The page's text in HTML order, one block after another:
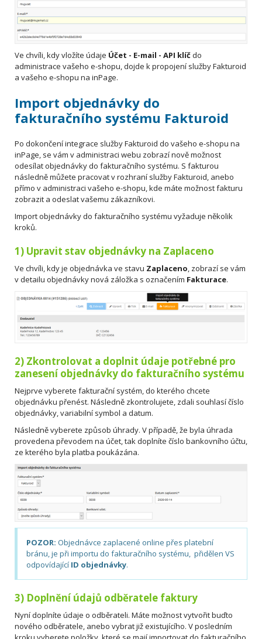
Ve chvíli, kdy vložíte údaje Účet - E-mail - API klíčdo
administrace vašeho e-shopu, dojde k propojení služby Fakturoid
a vašeho e-shopu na inPage.
Import objednávky do
fakturačního systému Fakturoid
Po dokončení integrace služby Fakturoid do vašeho e-shopu na
inPage, se vám v administraci webu zobrazí nově možnost
odesílat objednávky do fakturačního systému. S fakturou
následně můžete pracovat v rozhraní služby Fakturoid, anebo
přímo v administraci vašeho e-shopu, kde máte možnost fakturu
zobrazit a odeslat vašemu zákazníkovi.
Import objednávky do fakturačního systému vyžaduje několik
kroků.
1) Upravit stav objednávky na Zaplaceno
Ve chvíli, kdy je objednávka ve stavu Zaplaceno, zobrazí se vám
v detailu objednávky nová záložka s označením Fakturace.
2) Zkontrolovat a doplnit údaje potřebné pro
zanesení objednávky do fakturačního systému
Nejprve vyberete fakturační systém, do kterého chcete
objednávku přenést. Následně zkontrolujete, zdali souhlasí číslo
objednávky, variabilní symbol a datum.
Následně vyberete způsob úhrady. V případě, že byla úhrada
provedena převodem na účet, tak doplníte číslo bankovního účtu,
ze kterého byla platba poukázána.
POZOR: Objednávce zaplacené online přes platební
bránu, je při importu do fakturačního systému, přidělen VS
odpovídající ID objednávky.
3) Doplnění údajů odběratele faktury
Nyní doplníte údaje o odběrateli. Máte možnost vytvořit buďto
nového odběratele, anebo vybrat již existujícího. V posledním